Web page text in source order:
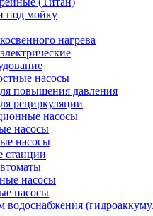
под мойку
нагрева
насосы
повышения давления
рециркуляции
насосы
насосы
насосы
станции
насосы
насосы
водоснабжения